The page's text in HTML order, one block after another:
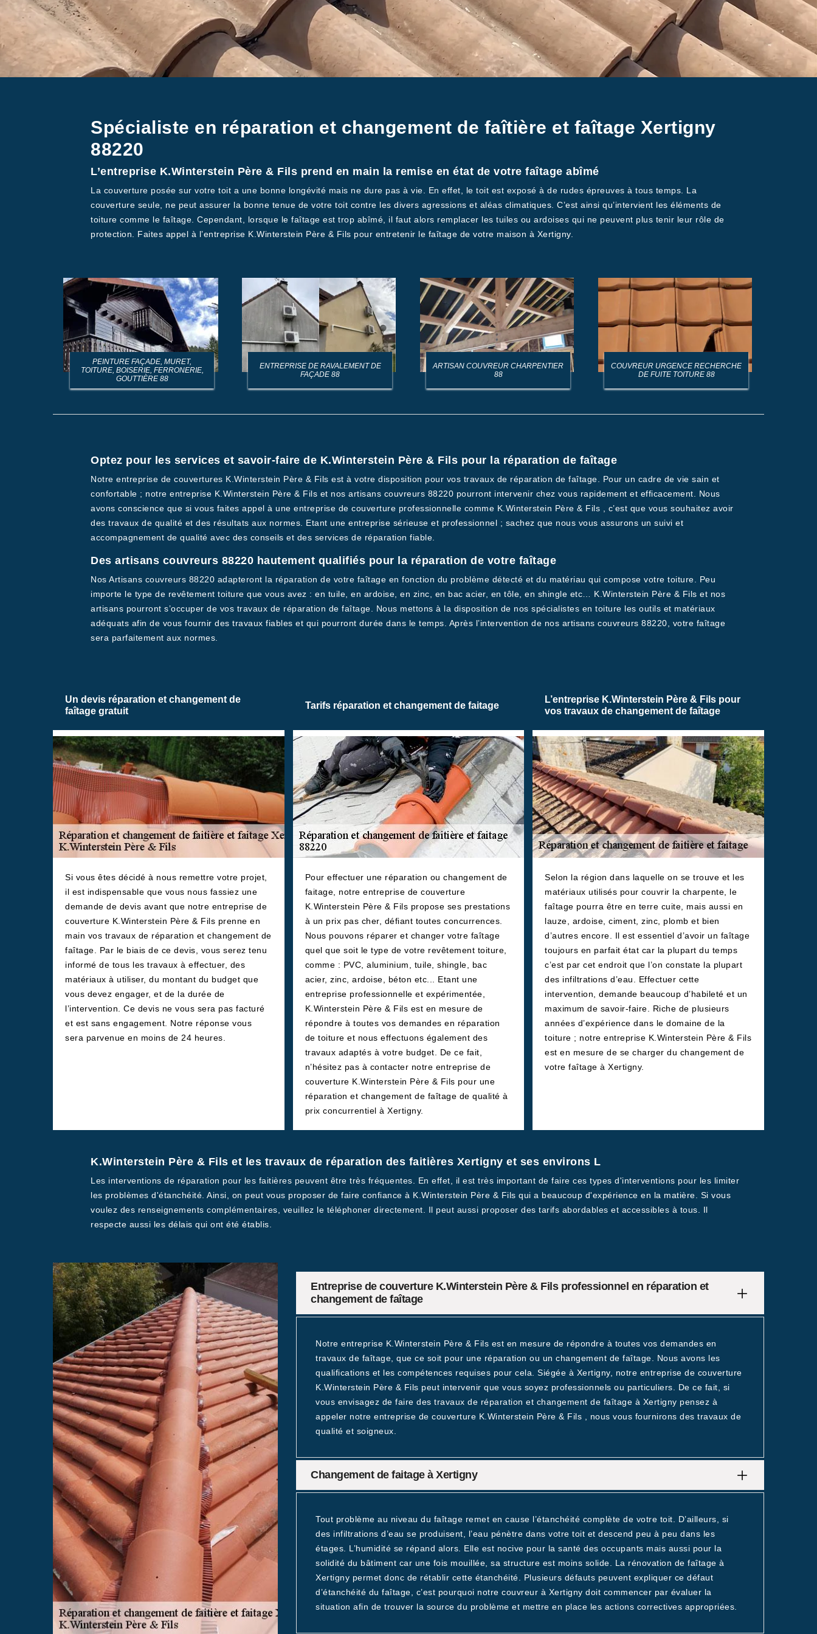
Spécialiste en réparation et changement de faîtière et faîtage Xertigny
88220
L’entreprise K.Winterstein Père & Fils prend en main la remise en état de votre faîtage abîmé
La couverture posée sur votre toit a une bonne longévité mais ne dure pas à vie. En effet, le toit est exposé à de rudes épreuves à tous temps. La
couverture seule, ne peut assurer la bonne tenue de votre toit contre les divers agressions et aléas climatiques. C’est ainsi qu’intervient les éléments de
toiture comme le faîtage. Cependant, lorsque le faîtage est trop abîmé, il faut alors remplacer les tuiles ou ardoises qui ne peuvent plus tenir leur rôle de
protection. Faites appel à l’entreprise K.Winterstein Père & Fils pour entretenir le faîtage de votre maison à Xertigny.
PEINTURE FAÇADE, MURET,
TOITURE, BOISERIE, FERRONERIE,
GOUTTIÈRE 88
ENTREPRISE DE RAVALEMENT DE
FAÇADE 88
ARTISAN COUVREUR CHARPENTIER
88
COUVREUR URGENCE RECHERCHE
DE FUITE TOITURE 88
Optez pour les services et savoir-faire de K.Winterstein Père & Fils pour la réparation de faîtage
Notre entreprise de couvertures K.Winterstein Père & Fils est à votre disposition pour vos travaux de réparation de faîtage. Pour un cadre de vie sain et
confortable ; notre entreprise K.Winterstein Père & Fils et nos artisans couvreurs 88220 pourront intervenir chez vous rapidement et efficacement. Nous
avons conscience que si vous faites appel à une entreprise de couverture professionnelle comme K.Winterstein Père & Fils , c’est que vous souhaitez avoir
des travaux de qualité et des résultats aux normes. Etant une entreprise sérieuse et professionnel ; sachez que nous vous assurons un suivi et
accompagnement de qualité avec des conseils et des services de réparation fiable.
Des artisans couvreurs 88220 hautement qualifiés pour la réparation de votre faîtage
Nos Artisans couvreurs 88220 adapteront la réparation de votre faîtage en fonction du problème détecté et du matériau qui compose votre toiture. Peu
importe le type de revêtement toiture que vous avez : en tuile, en ardoise, en zinc, en bac acier, en tôle, en shingle etc… K.Winterstein Père & Fils et nos
artisans pourront s’occuper de vos travaux de réparation de faîtage. Nous mettons à la disposition de nos spécialistes en toiture les outils et matériaux
adéquats afin de vous fournir des travaux fiables et qui pourront durée dans le temps. Après l’intervention de nos artisans couvreurs 88220, votre faîtage
sera parfaitement aux normes.
Un devis réparation et changement de
faîtage gratuit
Si vous êtes décidé à nous remettre votre projet,
il est indispensable que vous nous fassiez une
demande de devis avant que notre entreprise de
couverture K.Winterstein Père & Fils prenne en
main vos travaux de réparation et changement de
faîtage. Par le biais de ce devis, vous serez tenu
informé de tous les travaux à effectuer, des
matériaux à utiliser, du montant du budget que
vous devez engager, et de la durée de
l’intervention. Ce devis ne vous sera pas facturé
et est sans engagement. Notre réponse vous
sera parvenue en moins de 24 heures.
Tarifs réparation et changement de faitage
Pour effectuer une réparation ou changement de
faitage, notre entreprise de couverture
K.Winterstein Père & Fils propose ses prestations
à un prix pas cher, défiant toutes concurrences.
Nous pouvons réparer et changer votre faîtage
quel que soit le type de votre revêtement toiture,
comme : PVC, aluminium, tuile, shingle, bac
acier, zinc, ardoise, béton etc... Etant une
entreprise professionnelle et expérimentée,
K.Winterstein Père & Fils est en mesure de
répondre à toutes vos demandes en réparation
de toiture et nous effectuons également des
travaux adaptés à votre budget. De ce fait,
n’hésitez pas à contacter notre entreprise de
couverture K.Winterstein Père & Fils pour une
réparation et changement de faîtage de qualité à
prix concurrentiel à Xertigny.
L’entreprise K.Winterstein Père & Fils pour
vos travaux de changement de faîtage
Selon la région dans laquelle on se trouve et les
matériaux utilisés pour couvrir la charpente, le
faîtage pourra être en terre cuite, mais aussi en
lauze, ardoise, ciment, zinc, plomb et bien
d’autres encore. Il est essentiel d’avoir un faîtage
toujours en parfait état car la plupart du temps
c’est par cet endroit que l’on constate la plupart
des infiltrations d’eau. Effectuer cette
intervention, demande beaucoup d’habileté et un
maximum de savoir-faire. Riche de plusieurs
années d’expérience dans le domaine de la
toiture ; notre entreprise K.Winterstein Père & Fils
est en mesure de se charger du changement de
votre faîtage à Xertigny.
K.Winterstein Père & Fils et les travaux de réparation des faitières Xertigny et ses environs L
Les interventions de réparation pour les faitières peuvent être très fréquentes. En effet, il est très important de faire ces types d'interventions pour les limiter
les problèmes d'étanchéité. Ainsi, on peut vous proposer de faire confiance à K.Winterstein Père & Fils qui a beaucoup d'expérience en la matière. Si vous
voulez des renseignements complémentaires, veuillez le téléphoner directement. Il peut aussi proposer des tarifs abordables et accessibles à tous. Il
respecte aussi les délais qui ont été établis.
Entreprise de couverture K.Winterstein Père & Fils professionnel en réparation et
changement de faîtage
Notre entreprise K.Winterstein Père & Fils est en mesure de répondre à toutes vos demandes en
travaux de faîtage, que ce soit pour une réparation ou un changement de faîtage. Nous avons les
qualifications et les compétences requises pour cela. Siégée à Xertigny, notre entreprise de couverture
K.Winterstein Père & Fils peut intervenir que vous soyez professionnels ou particuliers. De ce fait, si
vous envisagez de faire des travaux de réparation et changement de faîtage à Xertigny pensez à
appeler notre entreprise de couverture K.Winterstein Père & Fils , nous vous fournirons des travaux de
qualité et soigneux.
Changement de faitage à Xertigny
Tout problème au niveau du faîtage remet en cause l’étanchéité complète de votre toit. D’ailleurs, si
des infiltrations d’eau se produisent, l’eau pénètre dans votre toit et descend peu à peu dans les
étages. L’humidité se répand alors. Elle est nocive pour la santé des occupants mais aussi pour la
solidité du bâtiment car une fois mouillée, sa structure est moins solide. La rénovation de faîtage à
Xertigny permet donc de rétablir cette étanchéité. Plusieurs défauts peuvent expliquer ce défaut
d’étanchéité du faîtage, c’est pourquoi notre couvreur à Xertigny doit commencer par évaluer la
situation afin de trouver la source du problème et mettre en place les actions correctives appropriées.